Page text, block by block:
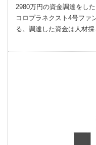
2980万円の資金調達をし
コロプラネクスト4号ファ
る。調達した資金は人材